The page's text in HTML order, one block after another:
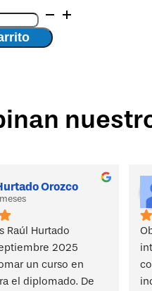
Orozco
Raúl Hurtado
2025
un curso en
el diplomado. De